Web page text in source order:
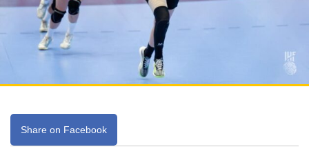
Share on Facebook